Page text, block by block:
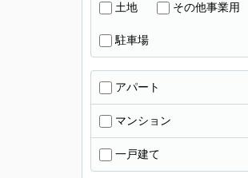
土地 その他事業用
駐車場
アパート
マンション
一戸建て